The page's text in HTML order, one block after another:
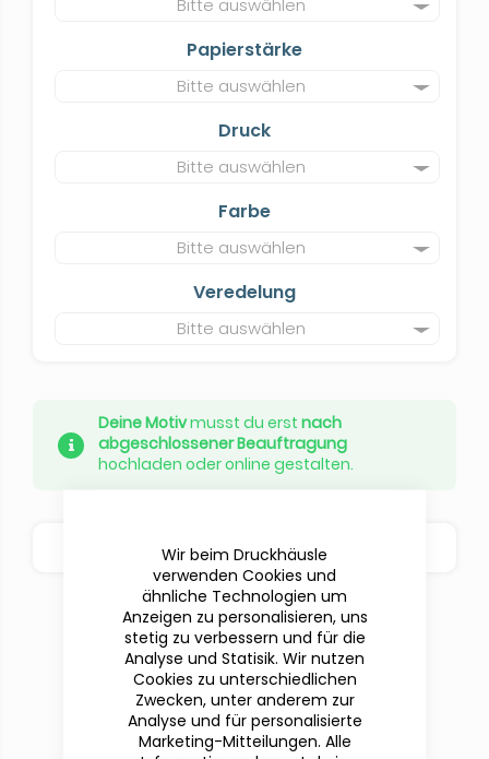
Bitte auswählen
Papierstärke
Bitte auswählen
Druck
Bitte auswählen
Farbe
Bitte auswählen
Veredelung
Bitte auswählen
Deine Motivmusst du erst nach
abgeschlossener Beauftragung
hochladen oder online gestalten.
BESTELLOPTIONEN
Wir beim Druckhäusle
verwenden Cookies und
ähnliche Technologien um
Anzeigen zu personalisieren, uns
stetig zu verbessern und für die
Analyse und Statisik. Wir nutzen
Cookies zu unterschiedlichen
Zwecken, unter anderem zur
Analyse und für personalisierte
Marketing-Mitteilungen. Alle